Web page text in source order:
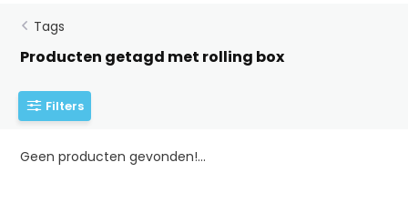
Tags
Producten getagd met rolling box
Filters
Geen producten gevonden!...